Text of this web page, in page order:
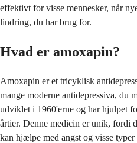
effektivt for visse mennesker, når
lindring, du har brug for.
Hvad er amoxapin?
Amoxapin er et tricyklisk
mange moderne antidepressiva, du
udviklet i 1960'erne og har hjulpet
årtier. Denne medicin er unik, fordi
kan hjælpe med angst og visse